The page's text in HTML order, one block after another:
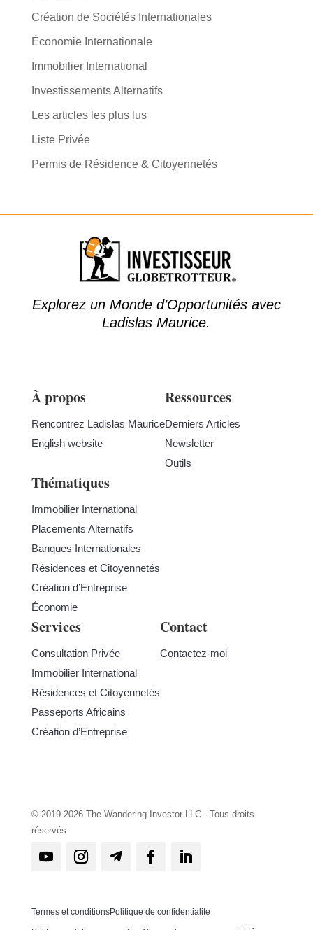
Création de Sociétés Internationales
Économie Internationale
Immobilier International
Investissements Alternatifs
Les articles les plus lus
Liste Privée
Permis de Résidence & Citoyennetés
Explorez un Monde d’Opportunités avec
Ladislas Maurice.
À propos
Rencontrez Ladislas Maurice
English website
Ressources
Derniers Articles
Newsletter
Outils
Thématiques
Immobilier International
Placements Alternatifs
Banques Internationales
Résidences et Citoyennetés
Création d’Entreprise
Économie
Services
Consultation Privée
Immobilier International
Résidences et Citoyennetés
Passeports Africains
Création d’Entreprise
Contact
Contactez-moi
© 2019-2026 The Wandering Investor LLC - Tous droits
réservés
Termes et conditionsPolitique de confidentialité